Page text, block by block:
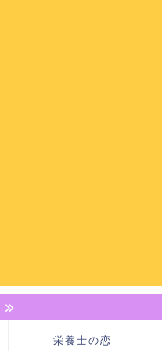
栄養士の恋